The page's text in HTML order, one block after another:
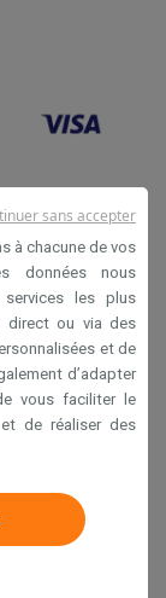
4 "T Sas",
à chacune de vos
données nous
les plus
direct ou via des
et de
d’adapter
vous faciliter le
de réaliser des
sans accepter